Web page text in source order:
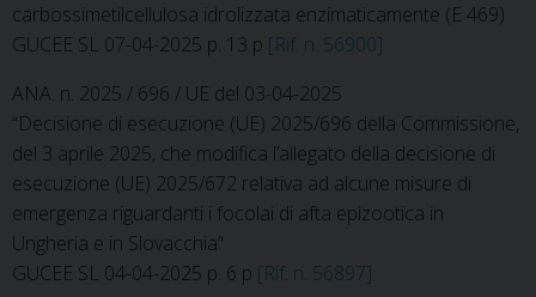
carbossimetilcellulosa idrolizzata enzimaticamente (E 469)
GUCEE SL 07-04-2025 p. 13 p [Rif. n. 56900]
ANA. n. 2025 / 696 / UE del 03-04-2025
“Decisione di esecuzione (UE) 2025/696 della Commissione,
del 3 aprile 2025, che modifica l’allegato della decisione di
esecuzione (UE) 2025/672 relativa ad alcune misure di
emergenza riguardanti i focolai di afta epizootica in
Ungheria e in Slovacchia”
GUCEE SL 04-04-2025 p. 6 p [Rif. n. 56897]